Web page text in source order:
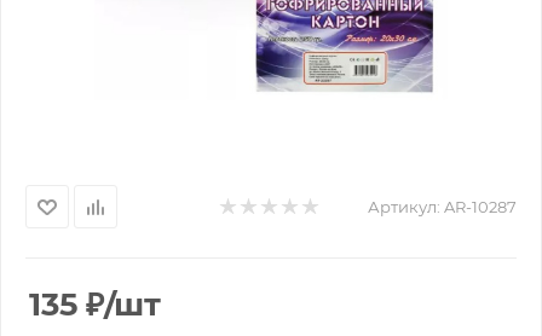
Артикул: AR-10287
135 ₽/шт